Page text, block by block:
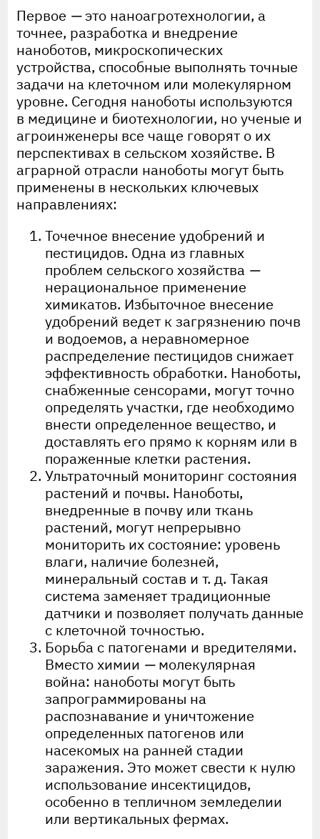
Первое —это наноагротехнологии, а
точнее, разработка и внедрение
наноботов, микроскопических
устройства, способные выполнять точные
задачи на клеточном или молекулярном
уровне. Сегодня наноботы используются
в медицине и биотехнологии, но ученые и
агроинженеры все чаще говорят о их
перспективах в сельском хозяйстве. В
аграрной отрасли наноботы могут быть
применены в нескольких ключевых
направлениях:
Точечное внесение удобрений и
пестицидов. Одна из главных
проблем сельского хозяйства —
нерациональное применение
химикатов. Избыточное внесение
удобрений ведет к загрязнению почв
и водоемов, а неравномерное
распределение пестицидов снижает
эффективность обработки. Наноботы,
снабженные сенсорами, могут точно
определять участки, где необходимо
внести определенное вещество, и
доставлять его прямо к корням или в
пораженные клетки растения.
Ультраточный мониторинг состояния
растений и почвы. Наноботы,
внедренные в почву или ткань
растений, могут непрерывно
мониторить их состояние: уровень
влаги, наличие болезней,
минеральный состав и т. д. Такая
система заменяет традиционные
датчики и позволяет получать данные
с клеточной точностью.
Борьба с патогенами и вредителями.
Вместо химии —молекулярная
война: наноботы могут быть
запрограммированы на
распознавание и уничтожение
определенных патогенов или
насекомых на ранней стадии
заражения. Это может свести к нулю
использование инсектицидов,
особенно в тепличном земледелии
или вертикальных фермах.